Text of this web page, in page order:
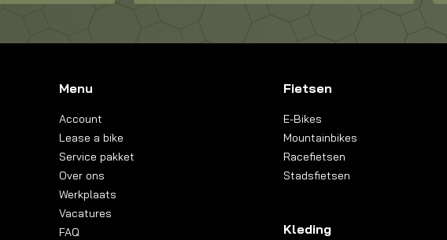
Menu
Account
Lease a bike
Service pakket
Over ons
Werkplaats
Vacatures
FAQ
Fietsen
E-Bikes
Mountainbikes
Racefietsen
Stadsfietsen
Kleding